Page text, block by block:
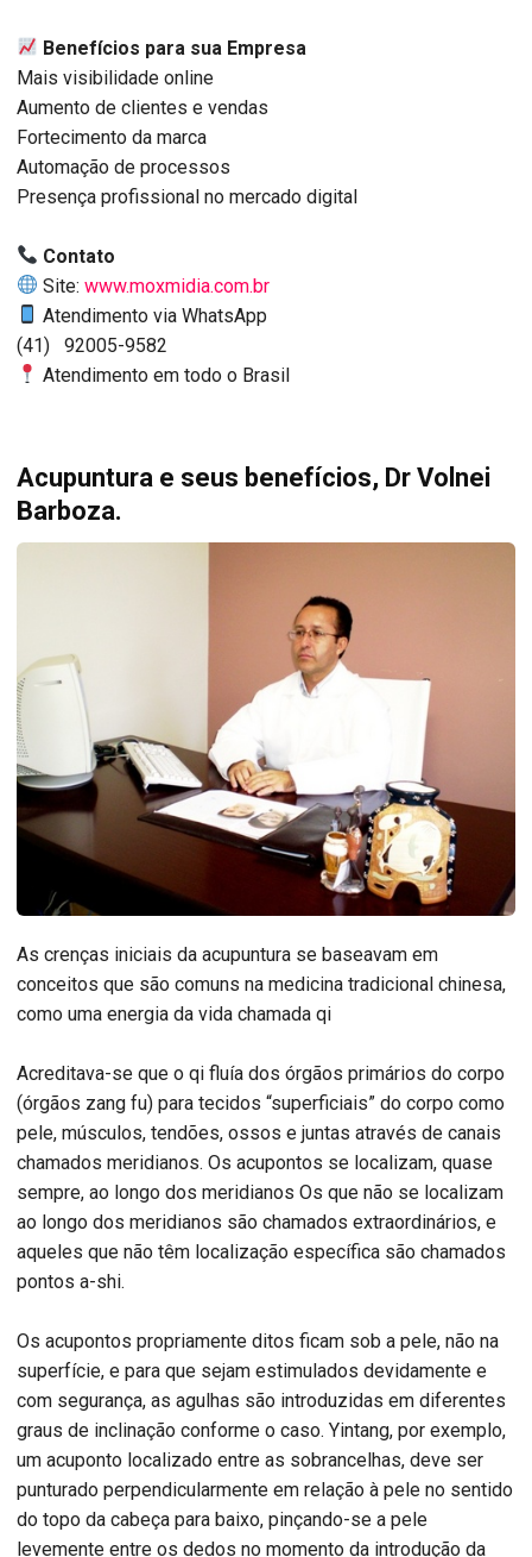
Benefícios para sua Empresa
Mais visibilidade online
Aumento de clientes e vendas
Fortecimento da marca
Automação de processos
Presença profissional no mercado digital
Contato
Site:www.moxmidia.com.br
Atendimento via WhatsApp
(41) 92005-9582
Atendimento em todo o Brasil
Acupuntura e seus benefícios, Dr Volnei
Barboza.
As crenças iniciais da acupuntura se baseavam em
conceitos que são comuns na medicina tradicional chinesa,
como uma energia da vida chamada qi
Acreditava-se que o qi fluía dos órgãos primários do corpo
(órgãos zang fu) para tecidos “superficiais” do corpo como
pele, músculos, tendões, ossos e juntas através de canais
chamados meridianos. Os acupontos se localizam, quase
sempre, ao longo dos meridianos Os que não se localizam
ao longo dos meridianos são chamados extraordinários, e
aqueles que não têm localização específica são chamados
pontos a-shi.
Os acupontos propriamente ditos ficam sob a pele, não na
superfície, e para que sejam estimulados devidamente e
com segurança, as agulhas são introduzidas em diferentes
graus de inclinação conforme o caso. Yintang, por exemplo,
um acuponto localizado entre as sobrancelhas, deve ser
punturado perpendicularmente em relação à pele no sentido
do topo da cabeça para baixo, pinçando-se a pele
levemente entre os dedos no momento da introdução da